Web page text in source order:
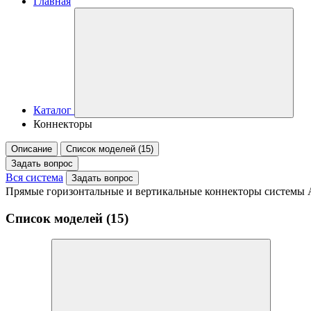
Каталог
Коннекторы
Описание
Список моделей (15)
Задать вопрос
Вся система Задать вопрос
Прямые горизонтальные и вертикальные коннекторы системы
Список моделей (15)